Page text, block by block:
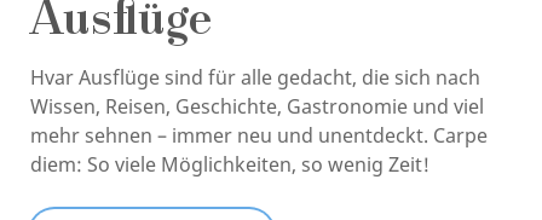
Ausflüge
Hvar Ausflüge sind für alle gedacht, die sich nach
Wissen, Reisen, Geschichte, Gastronomie und viel
mehr sehnen – immer neu und unentdeckt. Carpe
diem: So viele Möglichkeiten, so wenig Zeit!